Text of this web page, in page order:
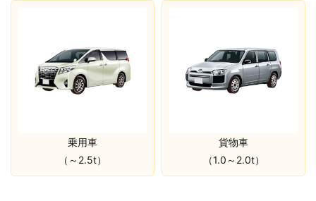
乗用車
（～2.5t）
貨物車
（1.0～2.0t）